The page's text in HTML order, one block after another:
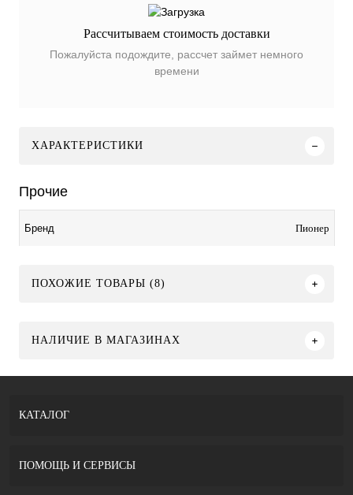
Рассчитываем стоимость доставки
Пожалуйста подождите, рассчет займет немного
времени
ХАРАКТЕРИСТИКИ
Прочие
Бренд Пионер
ПОХОЖИЕ ТОВАРЫ (8)
НАЛИЧИЕ В МАГАЗИНАХ
КАТАЛОГ
ПОМОЩЬ И СЕРВИСЫ